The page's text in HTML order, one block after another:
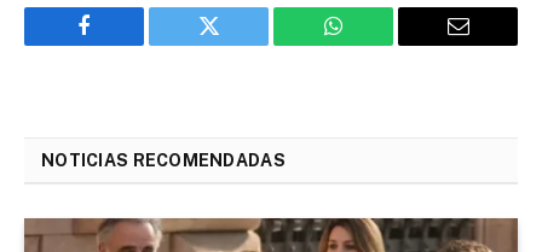
Facebook Twitter WhatsApp Email
NOTICIAS RECOMENDADAS